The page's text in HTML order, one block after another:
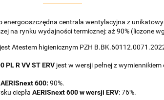
energooszczędna centrala wentylacyjna z
na rynku wydajności termicznej: aż 90% (liczone
Atestem higienicznym PZH
PL R VV ST ERV jest w wersji pełnej z
AERISnext 600: 90%.
ciepła AERISnext 600 w wersji ERV: 76%.